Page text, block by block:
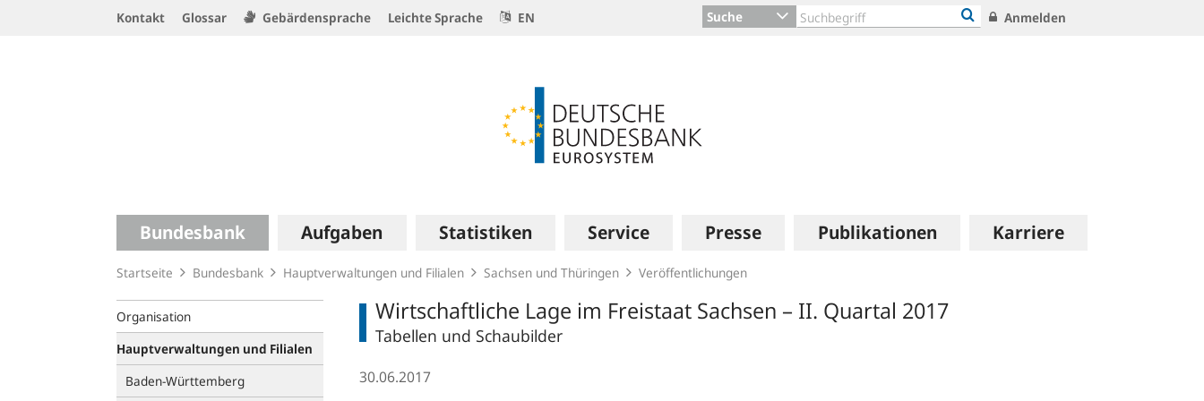
Kontakt Glossar Gebärdensprache Leichte Sprache EN Suche Anmelden
Hauptnavigation
Bundesbank Aufgaben Statistiken Service Presse Publikationen Karriere
Startseite Bundesbank Hauptverwaltungen und Filialen Sachsen und Thüringen Veröffentlichungen
Organisation
Hauptverwaltungen und Filialen
Baden-Württemberg
Wirtschaftliche Lage im Freistaat Sachsen – II. Quartal 2017
Tabellen und Schaubilder
30.06.2017